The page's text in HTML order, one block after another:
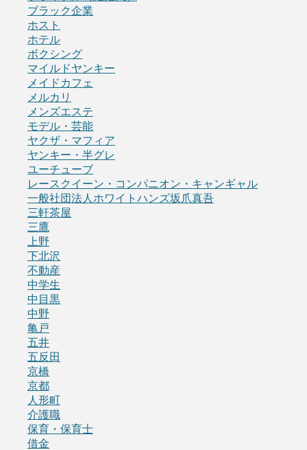
ブラック企業
ホスト
ホテル
ボクシング
マイルドヤンキー
メイドカフェ
メルカリ
メンズエステ
モデル・芸能
ヤクザ・マフィア
ヤンキー・半グレ
ユーチューブ
レースクイーン・コンパニオン・キャンギャル
一般社団法人ホワイトハンズ坂爪真吾
三軒茶屋
三鷹
上野
下北沢
不動産
中学生
中目黒
中野
亀戸
五井
五反田
京橋
京都
人形町
介護職
保育・保育士
借金